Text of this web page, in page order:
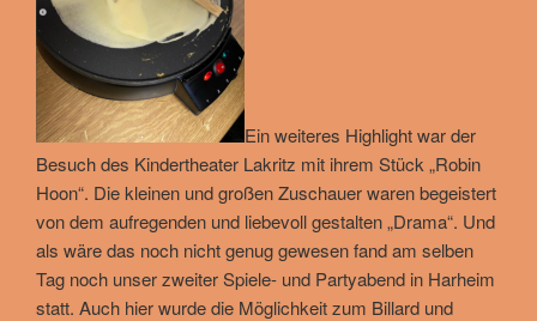
Ein weiteres Highlight war der
Besuch des Kindertheater Lakritz mit ihrem Stück „Robin
Hoon“. Die kleinen und großen Zuschauer waren begeistert
von dem aufregenden und liebevoll gestalten „Drama“. Und
als wäre das noch nicht genug gewesen fand am selben
Tag noch unser zweiter Spiele- und Partyabend in Harheim
statt. Auch hier wurde die Möglichkeit zum Billard und